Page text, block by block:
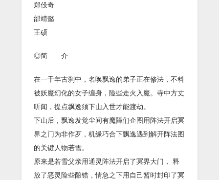
郑伇奇
邰靖懿
王硕
◎简 介
在一千年古刹中，名唤飘逸的弟子正在修法，不料
被妖魔幻化的女子缠身，险些走火入魔。寺中方丈
听闻，提点飘逸须下山入世才能渡劫。
下山后，飘逸发觉尘间有魔障们企图用阵法开启冥
界之门为非作歹，机缘巧合下飘逸遇到解开阵法图
的关键人物若雪。
原来是若雪父亲用通灵阵法开启了冥界大门， 释
放了恶灵险些酿错，情急之下用自己暂时封印了冥